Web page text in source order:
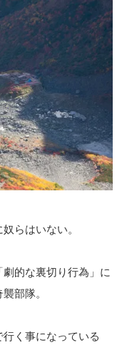
らはいない。
的な裏切り行為」に
部隊。
く事になっている